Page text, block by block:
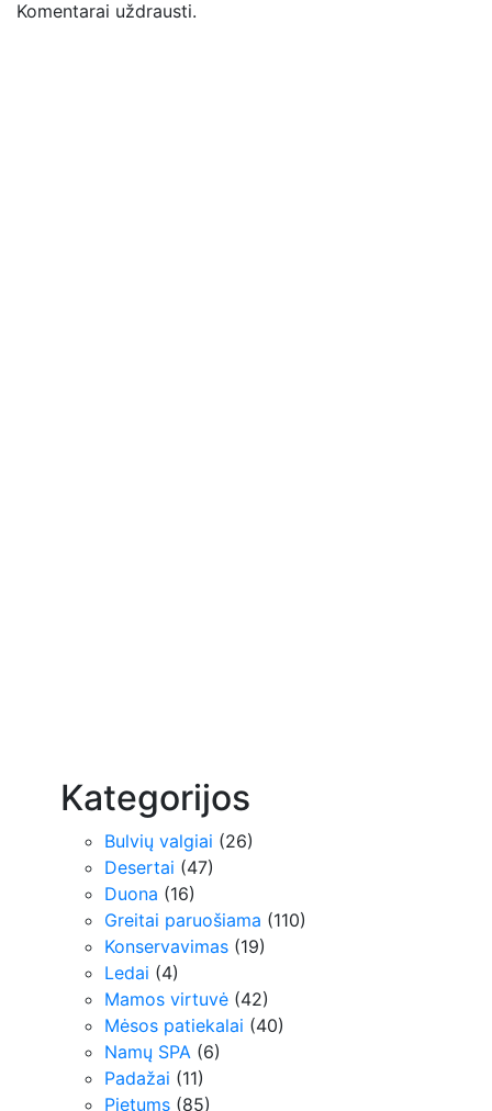
Komentarai uždrausti.
Kategorijos
Bulvių valgiai (26)
Desertai (47)
Duona (16)
Greitai paruošiama (110)
Konservavimas (19)
Ledai (4)
Mamos virtuvė (42)
Mėsos patiekalai (40)
Namų SPA (6)
Padažai (11)
Pietums (85)